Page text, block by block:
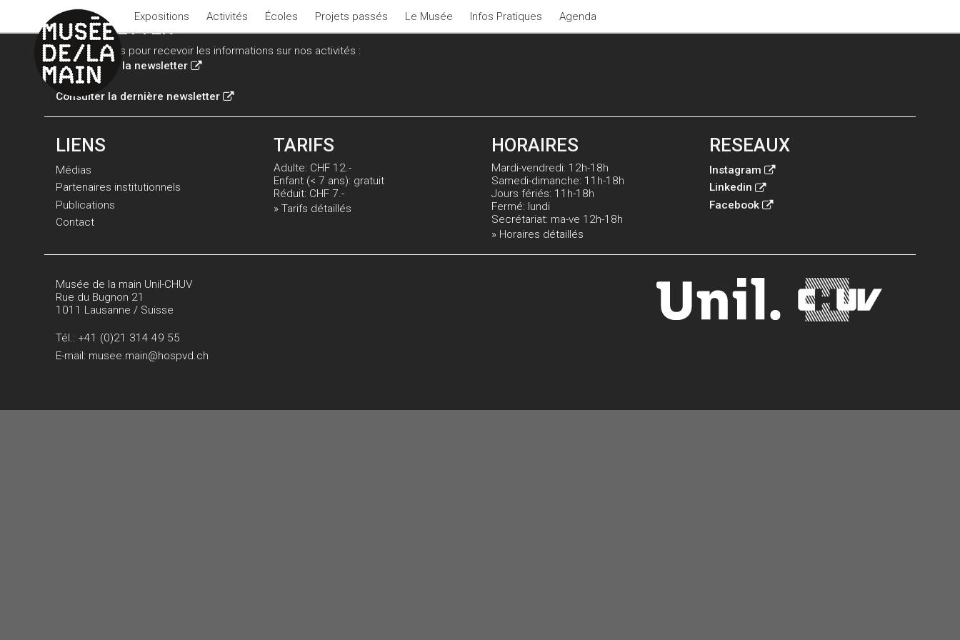
Expositions Activités Écoles Projets passés Le Musée Infos Pratiques Agenda
NEWSLETTER
Inscrivez-vous pour recevoir les informations sur nos activités :
Inscription à la newsletter
Consulter la dernière newsletter
LIENS
Médias
Partenaires institutionnels
Publications
Contact
TARIFS
Adulte: CHF 12.-
Enfant (< 7 ans): gratuit
Réduit: CHF 7.-
» Tarifs détaillés
HORAIRES
Mardi-vendredi: 12h-18h
Samedi-dimanche: 11h-18h
Jours fériés: 11h-18h
Fermé: lundi
Secrétariat: ma-ve 12h-18h
» Horaires détaillés
RESEAUX
Instagram
Linkedin
Facebook
Musée de la main Unil-CHUV
Rue du Bugnon 21
1011 Lausanne / Suisse
Tél.: +41 (0)21 314 49 55
E-mail: musee.main@hospvd.ch